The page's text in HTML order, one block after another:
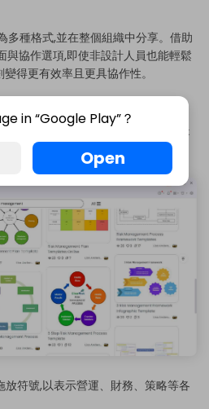
多種格式,並在整個組織中分享。借助
協作選項,即使非設計人員也能輕鬆
得更有效率且更具協作性。
險管理圖表的步驟:
風險管理圖表範本作為起點。軟體提
符號,以表示營運、財務、策略等各
in “Google Play”？
Open